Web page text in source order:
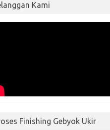
Kami
Finishing Gebyok Ukir